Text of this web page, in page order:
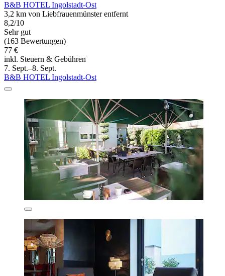
B&B HOTEL Ingolstadt-Ost
3,2 km von Liebfrauenmünster entfernt
8,2/10
Sehr gut
(163 Bewertungen)
77 €
inkl. Steuern & Gebühren
7. Sept.–8. Sept.
B&B HOTEL Ingolstadt-Ost